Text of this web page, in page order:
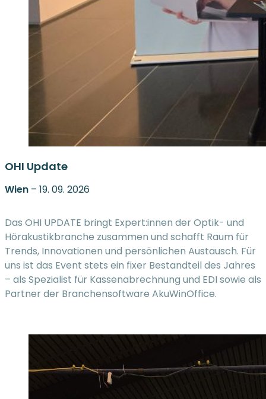
OHI Update
Wien – 19. 09. 2026
Das OHI UPDATE bringt Expert:innen der Optik- und
Hörakustikbranche zusammen und schafft Raum für
Trends, Innovationen und persönlichen Austausch. Für
uns ist das Event stets ein fixer Bestandteil des Jahres
– als Spezialist für Kassenabrechnung und EDI sowie als
Partner der Branchensoftware AkuWinOffice.